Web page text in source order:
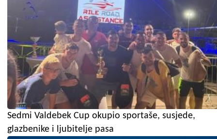
Sedmi Valdebek Cup okupio sportaše, susjede,
glazbenike i ljubitelje pasa